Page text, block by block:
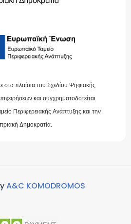
στα πλαίσια του Σχεδίου Ψηφιακής
και συγχρηματοδοτείται
Περιφερειακής Ανάπτυξης και την
Δημοκρατία.
A&C KOMODROMOS